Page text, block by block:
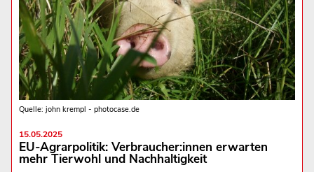
Quelle: john krempl - photocase.de
15.05.2025
EU-Agrarpolitik: Verbraucher:innen erwarten
mehr Tierwohl und Nachhaltigkeit